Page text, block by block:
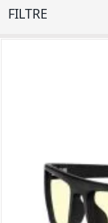
FILTRE